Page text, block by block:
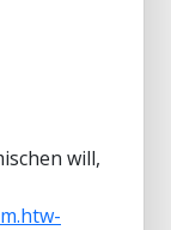
will,